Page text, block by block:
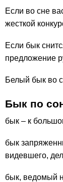
Если во сне
жесткой
Если бык
предложение
Белый бык во
Бык по
бык – к
бык
видевшего,
бык, ведомый